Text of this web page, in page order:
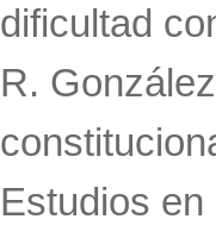
dificultad
R.
Estudios